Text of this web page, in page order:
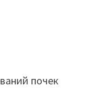
почек